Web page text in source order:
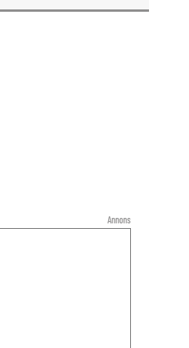
Annons